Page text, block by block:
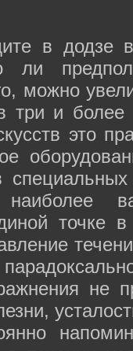
в додзе
ли
можно
три и
это
наиболее
точке
не